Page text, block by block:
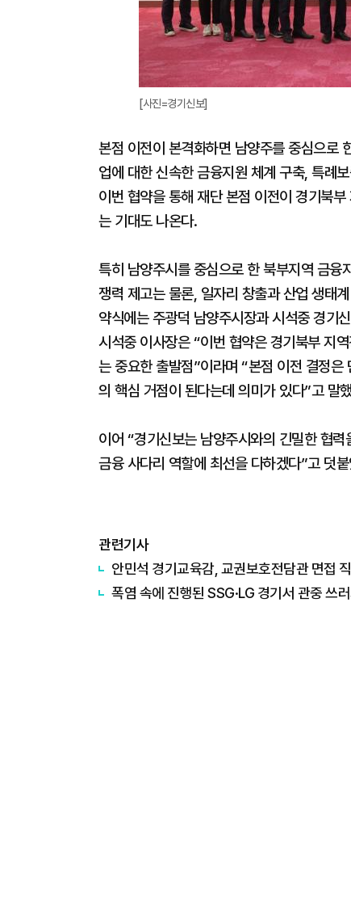
[사진=경기신보]
본점 이전이 본격화하면 남양주를 중심으로
업에 대한 신속한 금융지원 체계 구축, 특례
이번 협약을 통해 재단 본점 이전이 경기북
는 기대도 나온다.
특히 남양주시를 중심으로 한 북부지역 금융
쟁력 제고는 물론, 일자리 창출과 산업 생태
약식에는 주광덕 남양주시장과 시석중 경기
시석중 이사장은 “이번 협약은 경기북부 지
는 중요한 출발점”이라며 “본점 이전 결정
의 핵심 거점이 된다는데 의미가 있다”고 말
이어 “경기신보는 남양주시와의 긴밀한 협
금융 사다리 역할에 최선을 다하겠다”고 덧
관련기사
안민석 경기교육감, 교권보호전담관 면접
폭염 속에 진행된 SSG·LG 경기서 관중 쓰